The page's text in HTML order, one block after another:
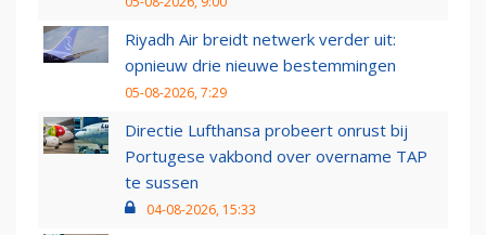
Riyadh Air breidt netwerk verder uit:
opnieuw drie nieuwe bestemmingen
05-08-2026, 7:29
Directie Lufthansa probeert onrust bij
Portugese vakbond over overname TAP
te sussen
04-08-2026, 15:33